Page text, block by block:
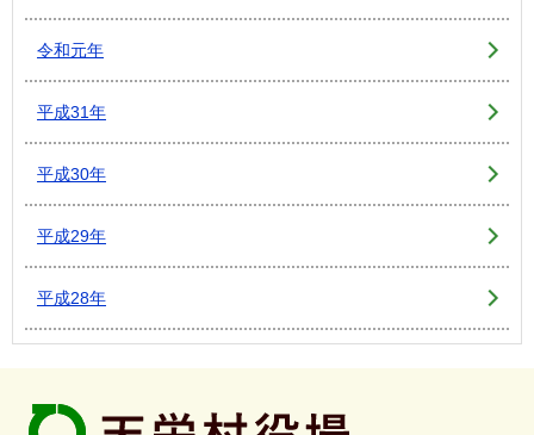
令和元年
平成31年
平成30年
平成29年
平成28年